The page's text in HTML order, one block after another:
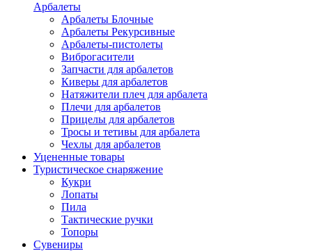
Арбалеты
Арбалеты Блочные
Арбалеты Рекурсивные
Арбалеты-пистолеты
Виброгасители
Запчасти для арбалетов
Киверы для арбалетов
Натяжители плеч для арбалета
Плечи для арбалетов
Прицелы для арбалетов
Тросы и тетивы для арбалета
Чехлы для арбалетов
Уцененные товары
Туристическое снаряжение
Кукри
Лопаты
Пила
Тактические ручки
Топоры
Сувениры